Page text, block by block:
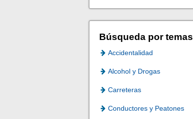
Búsqueda por temas
Accidentalidad
Alcohol y Drogas
Carreteras
Conductores y Peatones